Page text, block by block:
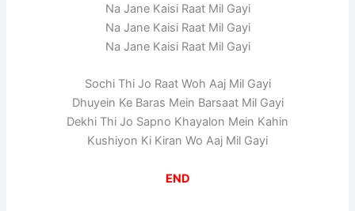
Na Jane Kaisi Raat Mil Gayi
Na Jane Kaisi Raat Mil Gayi
Na Jane Kaisi Raat Mil Gayi
Sochi Thi Jo Raat Woh Aaj Mil Gayi
Dhuyein Ke Baras Mein Barsaat Mil Gayi
Dekhi Thi Jo Sapno Khayalon Mein Kahin
Kushiyon Ki Kiran Wo Aaj Mil Gayi
END